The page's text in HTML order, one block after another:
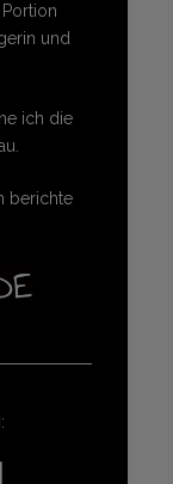
und
ich die
berichte